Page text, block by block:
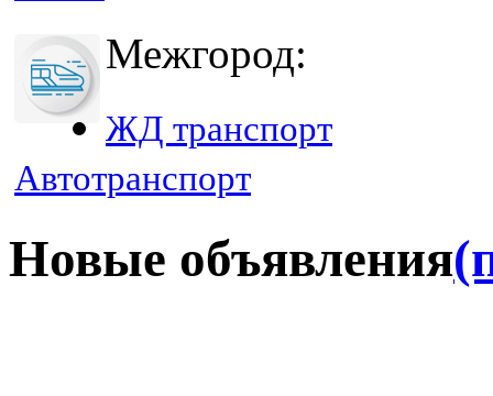
Межгород:
ЖД транспорт
Автотранспорт
Новые объявления